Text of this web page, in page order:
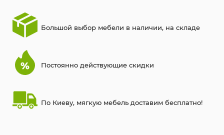
Большой выбор мебели в наличии, на складе
Постоянно действующие скидки
По Киеву, мягкую мебель доставим бесплатно!